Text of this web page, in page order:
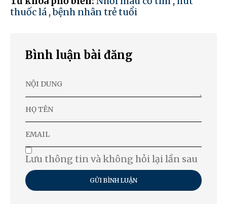
thuốc lá ,bệnh nhân trẻ tuổi
Bình luận bài đăng
Lưu thông tin và không hỏi lại lần sau
GỬI BÌNH LUẬN